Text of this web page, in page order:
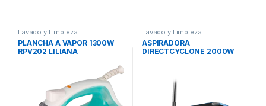
Lavado y Limpieza
PLANCHA A VAPOR 1300W
RPV202 LILIANA
Lavado y Limpieza
ASPIRADORA
DIRECTCYCLONE 2000W